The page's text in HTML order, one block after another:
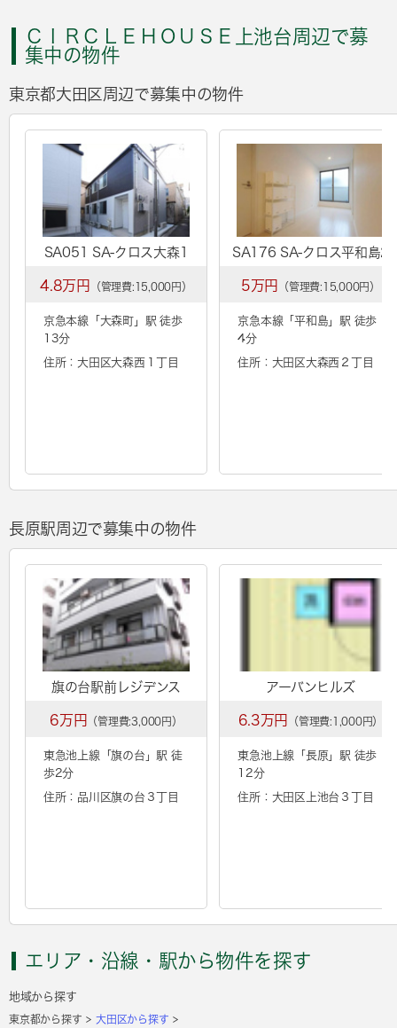
ＣＩＲＣＬＥＨＯＵＳＥ上池台周辺で募
集中の物件
東京都大田区周辺で募集中の物件
SA051 SA-クロス大森1
4.8万円 （管理費:15,000円）
京急本線「 大森町」駅 徒歩
13分
住所：大田区大森西１丁目
SA176 SA-クロス平和島2
5万円 （管理費:15,000円）
京急本線「平和島 」駅 徒歩
4分
住所：大田区大森西２丁目
長原駅周辺で募集中の物件
旗の台駅前レジデンス
6万円 （管理費:3,000円）
東急池上線「旗の台 」駅 徒
歩2分
住所：品川区旗の台３丁目
アーバンヒルズ
6.3万円 （管理費:1,000円）
東急池上線「 長原 」駅 徒歩
12分
住所：大田区上池台３丁目
エリア・沿線・駅から物件を探す
地域から探す
東京都から探す 大田区から探す